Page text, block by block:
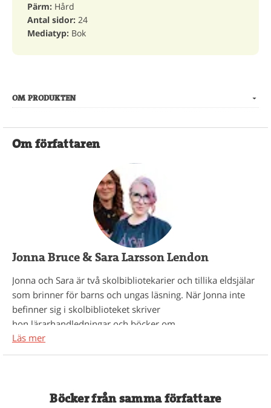
Pärm: Hård
Antal sidor: 24
Mediatyp: Bok
OM PRODUKTEN
Om författaren
Jonna Bruce & Sara Larsson Lendon
Jonna och Sara är två skolbibliotekarier och tillika eldsjälar
som brinner för barns och ungas läsning. När Jonna inte
befinner sig i skolbiblioteket skriver
hon lärarhandledningar och böcker om
skolbiblioteksutveckling. 2023 belönade Svenska
Akademien hennes arbete för ungas läsning. Sara är en
Läs mer
Böcker från samma författare